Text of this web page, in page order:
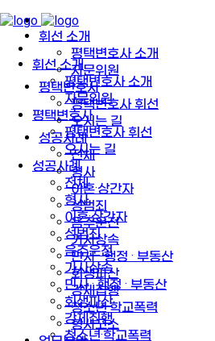
휘선 소개
평택변호사 소개
자문위원
평택변호사
평택변호사 휘선
오시는 길
성공사례
전체
형사
이혼·상간자
성범죄
음주운전
가사상속
민사 · 행정 · 부동산
회생파산
강제집행
청소년·학교폭력
휘선 소개
평택변호사 소개
자문위원
평택변호사
평택변호사 휘선
오시는 길
성공사례
전체
형사
이혼·상간자
성범죄
음주운전
가사상속
민사 · 행정 · 부동산
회생파산
강제집행
청소년·학교폭력
형사고소